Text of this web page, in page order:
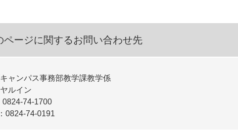
ページに関するお問い合わせ先
ャンパス事務部教学課教学係
ルイン
0824-74-1700
0824-74-0191